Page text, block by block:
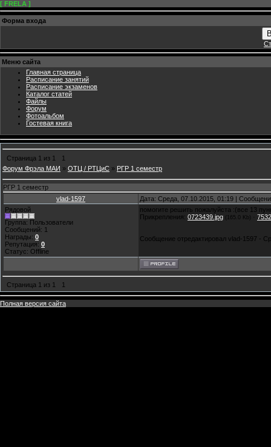
[ FRELA ]
Форма входа
Меню сайта
Главная страница
Расписание занятий
Расписание экзаменов
Каталог статей
Файлы
Форум
Фотоальбом
Гостевая книга
Страница 1 из 1
1
Форум Фрэла МАИ » ОТЦ / РТЦиС » РГР 1 семестр
РГР 1 семестр
vlad-1597
Дата: Среда, 07.10.2015, 01:19 |
Рядовой
Группа: Пользователи
Сообщений: 1
Награды: 0
Репутация: 0
Статус: Offline
помогите решить пожалуйста :(все 13
Прикрепления: 0723439.jpg (165.0 Kb) ·
Сообщение отредактировал vlad-1597 -
Страница 1 из 1 1
Полная версия сайта